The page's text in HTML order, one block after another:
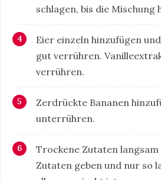
schlagen, bis die Mischung
Eier einzeln hinzufügen
gut verrühren.
verrühren.
Zerdrückte Bananen
unterrühren.
Trockene Zutaten
Zutaten geben und nur so